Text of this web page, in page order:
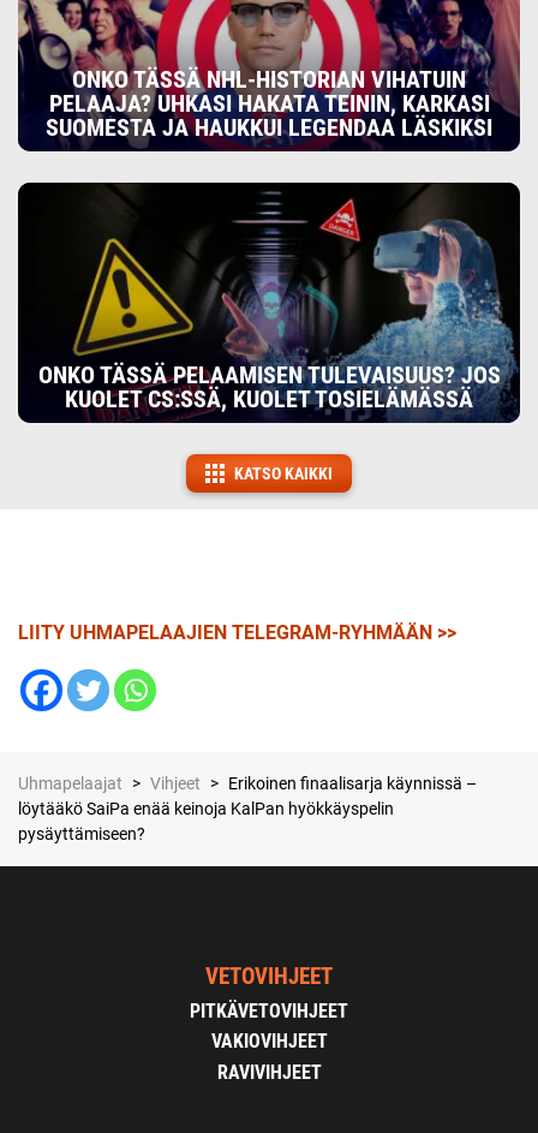
ONKO TÄSSÄ NHL-HISTORIAN VIHATUIN
PELAAJA? UHKASI HAKATA TEININ, KARKASI
SUOMESTA JA HAUKKUI LEGENDAA LÄSKIKSI
ONKO TÄSSÄ PELAAMISEN TULEVAISUUS? JOS
KUOLET CS:SSÄ, KUOLET TOSIELÄMÄSSÄ
KATSO KAIKKI
LIITY UHMAPELAAJIEN TELEGRAM-RYHMÄÄN >>
Uhmapelaajat > Vihjeet > Erikoinen finaalisarja käynnissä –
löytääkö SaiPa enää keinoja KalPan hyökkäyspelin
pysäyttämiseen?
VETOVIHJEET
PITKÄVETOVIHJEET
VAKIOVIHJEET
RAVIVIHJEET